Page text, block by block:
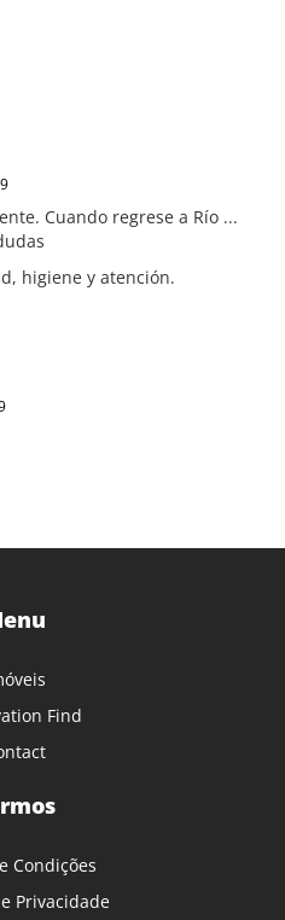
Cuando regrese a Río ...
higiene y atención.
Find
Condições
Privacidade